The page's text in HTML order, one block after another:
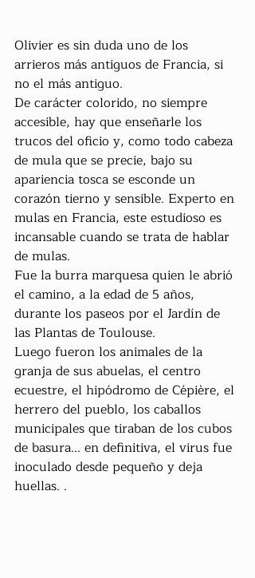
Olivier es sin duda uno de los
arrieros más antiguos de Francia, si
no el más antiguo.
De carácter colorido, no siempre
accesible, hay que enseñarle los
trucos del oficio y, como todo cabeza
de mula que se precie, bajo su
apariencia tosca se esconde un
corazón tierno y sensible. Experto en
mulas en Francia, este estudioso es
incansable cuando se trata de hablar
de mulas.
Fue la burra marquesa quien le abrió
el camino, a la edad de 5 años,
durante los paseos por el Jardín de
las Plantas de Toulouse.
Luego fueron los animales de la
granja de sus abuelas, el centro
ecuestre, el hipódromo de Cépière, el
herrero del pueblo, los caballos
municipales que tiraban de los cubos
de basura... en definitiva, el virus fue
inoculado desde pequeño y deja
huellas. .